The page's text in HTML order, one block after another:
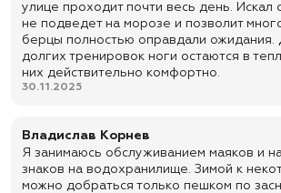
✅ Сезонность: зима, холодная погода, активная
низких температурах
✅ Назначение: служба, СВО, охрана, городская
условия, охота, рыбалка, туризм, страйкбол,
✅ Быстрая отправка
улице проходит почти весь день. Искал
не подведет на морозе и позволит
берцы полностью оправдали ожидания.
долгих тренировок ноги остаются в
них действительно комфортно.
30.11.2025
Владислав Корнев
Я занимаюсь обслуживанием маяков и
знаков на водохранилище. Зимой к
можно добраться только пешком по